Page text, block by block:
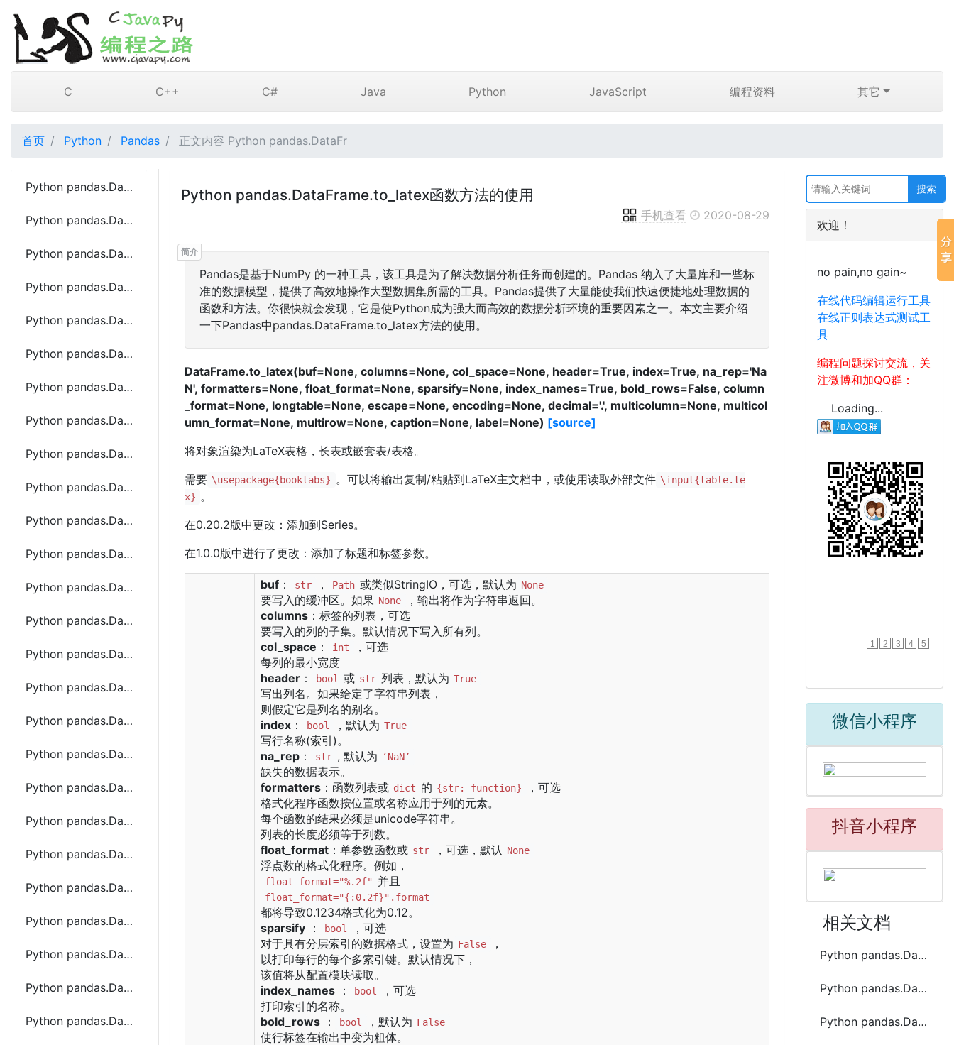
C C++ C# Java Python JavaScript 编程资料 其它
首页 Python Pandas 正文内容 Python pandas.DataFr
Python pandas.DataFrame.interpolate函数方法的使用
Python pandas.DataFrame.isin函数方法的使用
Python pandas.DataFrame.isna函数方法的使用
Python pandas.DataFrame.isnull函数方法的使用
Python pandas.DataFrame.items函数方法的使用
Python pandas.DataFrame.iterrows函数方法的使用
Python pandas.DataFrame.itertuples函数方法的使用
Python pandas.DataFrame.kurt函数方法的使用
Python pandas.DataFrame.last函数方法的使用
Python pandas.DataFrame.le函数方法的使用
Python pandas.DataFrame.lt函数方法的使用
Python pandas.DataFrame.mask函数方法的使用
Python pandas.DataFrame.max函数方法的使用
Python pandas.DataFrame.mean函数方法的使用
Python pandas.DataFrame.median函数方法的使用
Python pandas.DataFrame.melt函数方法的使用
Python pandas.DataFrame.memory_usage函数方法的使用
Python pandas.DataFrame.merge函数方法的使用
Python pandas.DataFrame.min函数方法的使用
Python pandas.DataFrame.mod函数方法的使用
Python pandas.DataFrame.mode函数方法的使用
Python pandas.DataFrame.mul函数方法的使用
Python pandas.DataFrame.ne函数方法的使用
Python pandas.DataFrame.nlargest函数方法的使用
Python pandas.DataFrame.notna函数方法的使用
Python pandas.DataFrame.nsmallest函数方法的使用
Python pandas.DataFrame.to_latex函数方法的使用
手机查看 2020-08-29
Pandas是基于NumPy 的一种工具，该工具是为了解决数据分析任务而创建的。Pandas 纳入了大量库和一些标
准的数据模型，提供了高效地操作大型数据集所需的工具。Pandas提供了大量能使我们快速便捷地处理数据的
函数和方法。你很快就会发现，它是使Python成为强大而高效的数据分析环境的重要因素之一。本文主要介绍
一下Pandas中pandas.DataFrame.to_latex方法的使用。
DataFrame.to_latex(buf=None, columns=None, col_space=None, header=True, index=True, na_rep='Na
N', formatters=None, float_format=None, sparsify=None, index_names=True, bold_rows=False, column
_format=None, longtable=None, escape=None, encoding=None, decimal='.', multicolumn=None, multicol
umn_format=None, multirow=None, caption=None, label=None) [source]
将对象渲染为LaTeX表格，长表或嵌套表/表格。
需要 \usepackage{booktabs} 。可以将输出复制/粘贴到LaTeX主文档中，或使用读取外部文件 \input{table.te
x} 。
在0.20.2版中更改：添加到Series。
在1.0.0版中进行了更改：添加了标题和标签参数。
buf ： str ， Path 或类似StringIO，可选，默认为 None
要写入的缓冲区。如果 None
，输出将作为字符串返回。
columns ：标签的列表，可选
要写入的列的子集。默认情况下写入所有列。
col_space ： int
，可选
每列的最小宽度
header ： bool 或 str 列表，默认为 True
写出列名。如果给定了字符串列表，
则假定它是列名的别名。
index ： bool ，默认为 True
写行名称(索引)。
na_rep ： str , 默认为 ‘NaN’
缺失的数据表示。
formatters ：函数列表或 dict 的 {str: function}
，可选
格式化程序函数按位置或名称应用于列的元素。
每个函数的结果必须是unicode字符串。
列表的长度必须等于列数。
float_format ：单参数函数或 str ，可选，默认 None
浮点数的格式化程序。例如，
float_format="%.2f" 并且
float_format="{:0.2f}".format
都将导致0.1234格式化为0.12。
sparsify ： bool
，可选
对于具有分层索引的数据格式，设置为 False
，
以打印每行的每个多索引键。默认情况下，
该值将从配置模块读取。
index_names ： bool
，可选
打印索引的名称。
bold_rows ： bool ，默认为 False
使行标签在输出中变为粗体。
欢迎！
no pain,no gain~
在线代码编辑运行工具
在线正则表达式测试工
具
编程问题探讨交流，关
注微博和加QQ群：
Loading...
1 2 3 4 5
微信小程序
抖音小程序
相关文档
Python pandas.DataFrame.to_csv函数方法的使用
Python pandas.DataFrame.to_excel函数方法的使用
Python pandas.DataFrame.to_hdf函数方法的使用